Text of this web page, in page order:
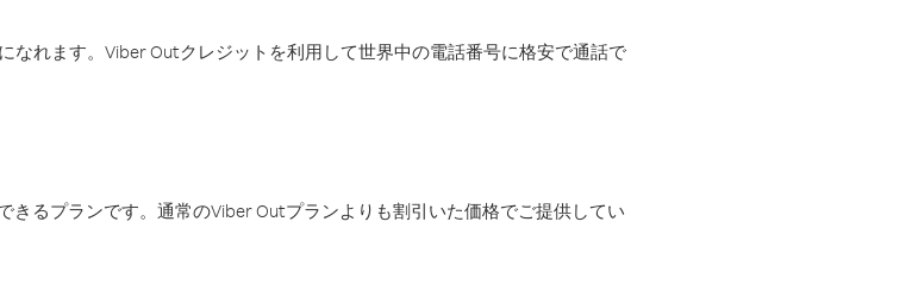
れます。Viber Outクレジットを利用して世界中の電話番号に格安で通話で
るプランです。通常のViber Outプランよりも割引いた価格でご提供してい